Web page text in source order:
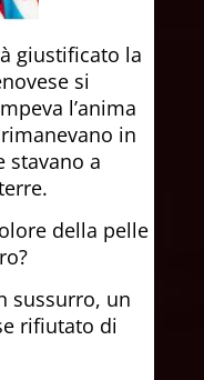
giustificato la
si
l’anima
in
stavano a
della pelle
sussurro, un
rifiutato di